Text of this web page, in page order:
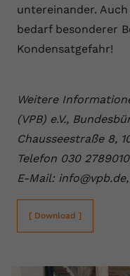
untereinander.
bedarf besonderer
Kondensatgefahr!
Weitere
(VPB) e.V.,
Chausseestraße 8,
Telefon 030
E-Mail:
[ Download ]